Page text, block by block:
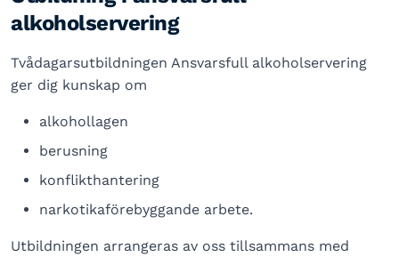
alkoholservering
Tvådagarsutbildningen Ansvarsfull alkoholservering
ger dig kunskap om
alkohollagen
berusning
konflikthantering
narkotikaförebyggande arbete.
Utbildningen arrangeras av oss tillsammans med